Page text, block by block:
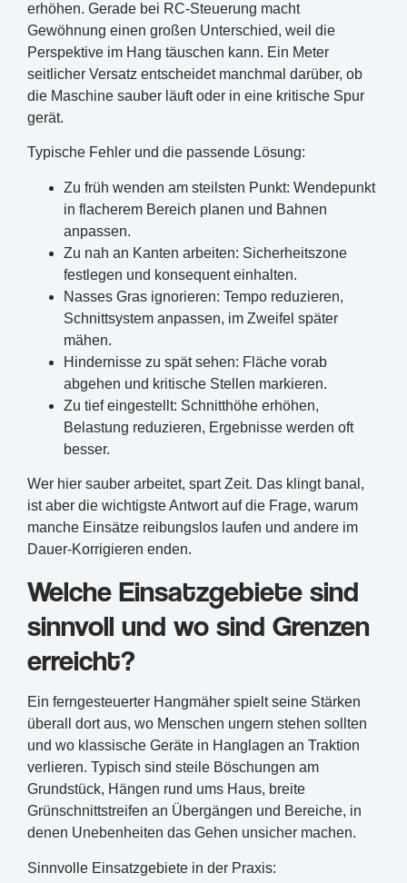
erhöhen. Gerade bei RC-Steuerung macht
Gewöhnung einen großen Unterschied, weil die
Perspektive im Hang täuschen kann. Ein Meter
seitlicher Versatz entscheidet manchmal darüber, ob
die Maschine sauber läuft oder in eine kritische Spur
gerät.
Typische Fehler und die passende Lösung:
Zu früh wenden am steilsten Punkt: Wendepunkt
in flacherem Bereich planen und Bahnen
anpassen.
Zu nah an Kanten arbeiten: Sicherheitszone
festlegen und konsequent einhalten.
Nasses Gras ignorieren: Tempo reduzieren,
Schnittsystem anpassen, im Zweifel später
mähen.
Hindernisse zu spät sehen: Fläche vorab
abgehen und kritische Stellen markieren.
Zu tief eingestellt: Schnitthöhe erhöhen,
Belastung reduzieren, Ergebnisse werden oft
besser.
Wer hier sauber arbeitet, spart Zeit. Das klingt banal,
ist aber die wichtigste Antwort auf die Frage, warum
manche Einsätze reibungslos laufen und andere im
Dauer-Korrigieren enden.
Welche Einsatzgebiete sind
sinnvoll und wo sind Grenzen
erreicht?
Ein ferngesteuerter Hangmäher spielt seine Stärken
überall dort aus, wo Menschen ungern stehen sollten
und wo klassische Geräte in Hanglagen an Traktion
verlieren. Typisch sind steile Böschungen am
Grundstück, Hängen rund ums Haus, breite
Grünschnittstreifen an Übergängen und Bereiche, in
denen Unebenheiten das Gehen unsicher machen.
Sinnvolle Einsatzgebiete in der Praxis: